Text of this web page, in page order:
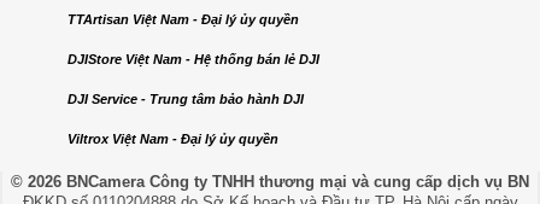
TTArtisan Việt Nam - Đại lý ủy quyền
DJIStore Việt Nam - Hệ thống bán lẻ DJI
DJI Service - Trung tâm bảo hành DJI
Viltrox Việt Nam - Đại lý ủy quyền
© 2026 BNCamera Công ty TNHH thương mại và cung cấp dịch vụ BN